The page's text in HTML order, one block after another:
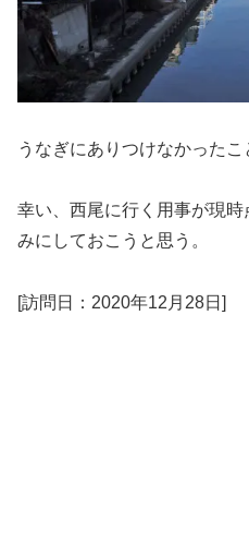
うなぎにありつけなかったこ
幸い、西尾に行く用事が現
みにしておこうと思う。
[訪問日：2020年12月28日]